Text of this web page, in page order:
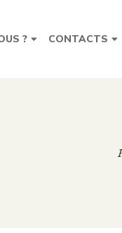
? CONTACTS